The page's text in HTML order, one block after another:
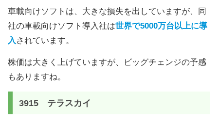
車載向けソフトは、大きな損失を出していますが、同
社の車載向けソフト導入社は世界で5000万台以上に導
入 されています。
株価は大きく上げていますが、ビッグチェンジの予感
もありますね。
3915 テラスカイ